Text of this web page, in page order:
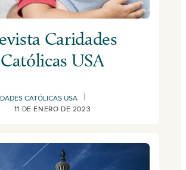
Caridades
Católicas USA
CATÓLICAS USA |
11 DE ENERO DE 2023